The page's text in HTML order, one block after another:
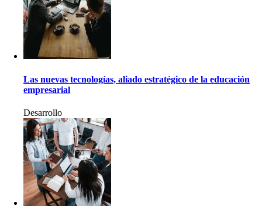
Las nuevas tecnologías, aliado estratégico de la educación
empresarial
Desarrollo